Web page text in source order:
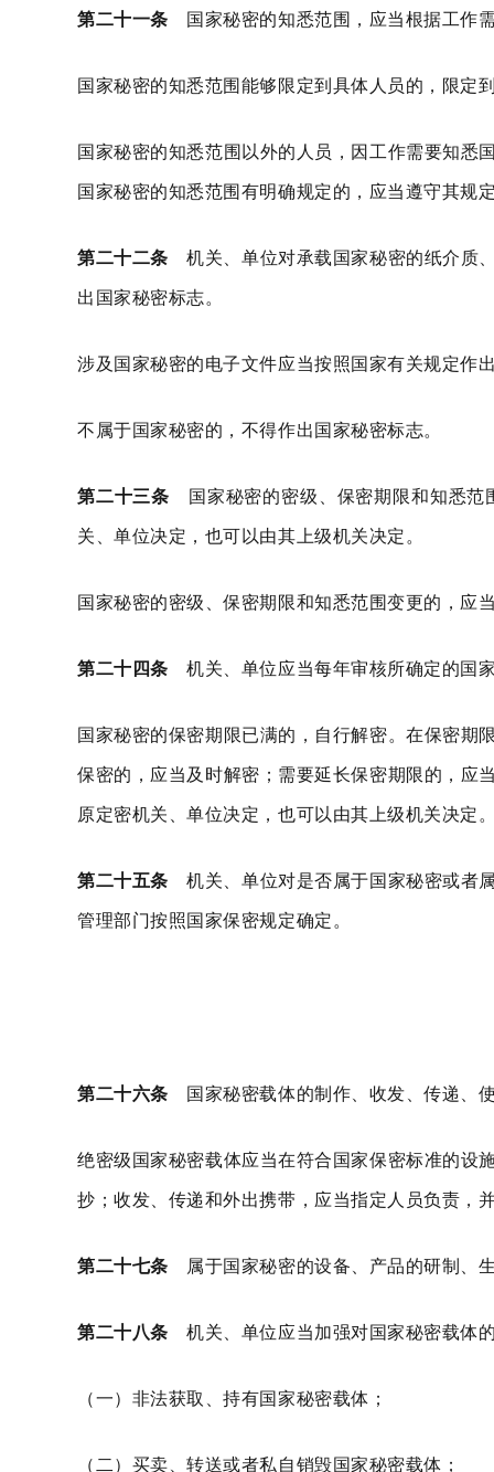
第二十一条 国家秘密的知悉范围，应当根据工作
国家秘密的知悉范围能够限定到具体人员的，限定
国家秘密的知悉范围以外的人员，因工作需要知悉
国家秘密的知悉范围有明确规定的，应当遵守其规
第二十二条 机关、单位对承载国家秘密的纸介质
出国家秘密标志。
涉及国家秘密的电子文件应当按照国家有关规定作
不属于国家秘密的，不得作出国家秘密标志。
第二十三条 国家秘密的密级、保密期限和知悉范
关、单位决定，也可以由其上级机关决定。
国家秘密的密级、保密期限和知悉范围变更的，应
第二十四条 机关、单位应当每年审核所确定的国
国家秘密的保密期限已满的，自行解密。在保密期
保密的，应当及时解密；需要延长保密期限的，应
原定密机关、单位决定，也可以由其上级机关决定
第二十五条 机关、单位对是否属于国家秘密或者
管理部门按照国家保密规定确定。
第二十六条 国家秘密载体的制作、收发、传递、
绝密级国家秘密载体应当在符合国家保密标准的设
抄；收发、传递和外出携带，应当指定人员负责，
第二十七条 属于国家秘密的设备、产品的研制、
第二十八条 机关、单位应当加强对国家秘密载体
（一）非法获取、持有国家秘密载体；
（二）买卖、转送或者私自销毁国家秘密载体；